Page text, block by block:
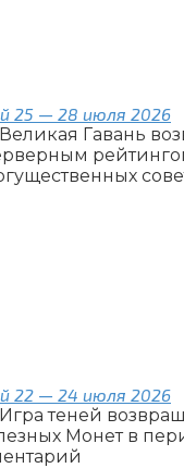
25 — 28 июля 2026
Гавань
22 — 24 июля 2026
теней
Монет в